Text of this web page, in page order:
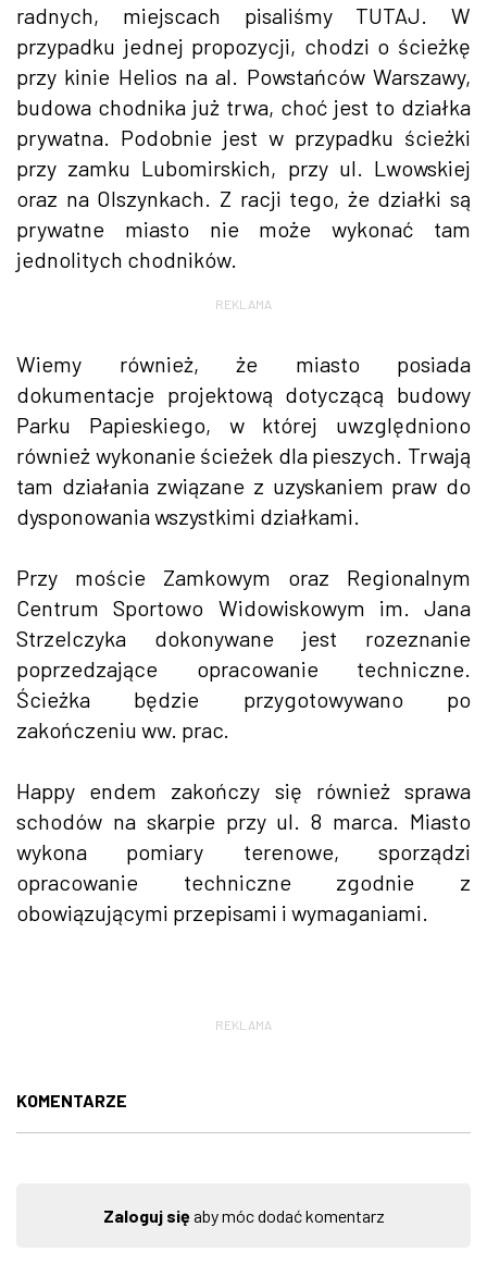
radnych, miejscach pisaliśmy TUTAJ. W
przypadku jednej propozycji, chodzi o ścieżkę
przy kinie Helios na al. Powstańców Warszawy,
budowa chodnika już trwa, choć jest to działka
prywatna. Podobnie jest w przypadku ścieżki
przy zamku Lubomirskich, przy ul. Lwowskiej
oraz na Olszynkach. Z racji tego, że działki są
prywatne miasto nie może wykonać tam
jednolitych chodników.
REKLAMA
Wiemy również, że miasto posiada
dokumentacje projektową dotyczącą budowy
Parku Papieskiego, w której uwzględniono
również wykonanie ścieżek dla pieszych. Trwają
tam działania związane z uzyskaniem praw do
dysponowania wszystkimi działkami.
Przy moście Zamkowym oraz Regionalnym
Centrum Sportowo Widowiskowym im. Jana
Strzelczyka dokonywane jest rozeznanie
poprzedzające opracowanie techniczne.
Ścieżka będzie przygotowywano po
zakończeniu ww. prac.
Happy endem zakończy się również sprawa
schodów na skarpie przy ul. 8 marca. Miasto
wykona pomiary terenowe, sporządzi
opracowanie techniczne zgodnie z
obowiązującymi przepisami i wymaganiami.
REKLAMA
KOMENTARZE
Zaloguj sięaby móc dodać komentarz